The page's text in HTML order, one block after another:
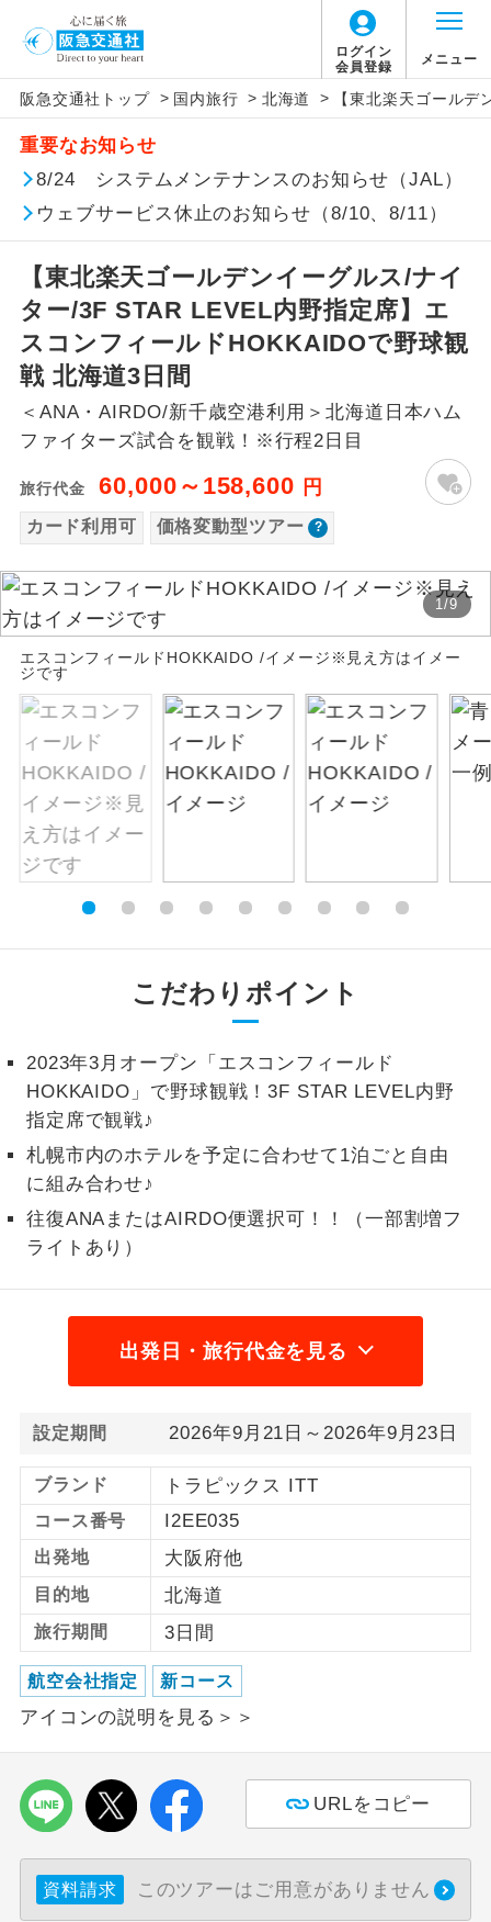
ログイン
会員登録
メニュー
阪急交通社トップ > 国内旅行 > 北海道 > 【東北楽天ゴール
重要なお知らせ
8/24 システムメンテナンスのお知らせ（JAL）
ウェブサービス休止のお知らせ（8/10、8/11）
【東北楽天ゴールデンイーグルス/ナイ
ター/3F STAR LEVEL内野指定席】エ
スコンフィールドHOKKAIDOで野球観
戦 北海道3日間
＜ANA・AIRDO/新千歳空港利用＞北海道日本ハム
ファイターズ試合を観戦！※行程2日目
旅行代金 60,000～158,600 円
カード利用可 価格変動型ツアー
1/9
エスコンフィールドHOKKAIDO /イメージ※見え方はイメー
ジです
こだわりポイント
2023年3月オープン「エスコンフィールド
HOKKAIDO」で野球観戦！3F STAR LEVEL内野
指定席で観戦♪
札幌市内のホテルを予定に合わせて1泊ごと自由
に組み合わせ♪
往復ANAまたはAIRDO便選択可！！（一部割増フ
ライトあり）
出発日・旅行代金を見る
設定期間 2026年9月21日～2026年9月23日
ブランド トラピックス ITT
コース番号 I2EE035
出発地 大阪府他
目的地 北海道
旅行期間 3日間
航空会社指定 新コース
アイコンの説明を見る＞＞
URLをコピー
資料請求 このツアーはご用意がありません
アイコン 説明
添乗員同行
往路出発空港（駅）から復路到着空港
（駅）まで同行します。
現地添乗員同
行
現地到着空港（駅）から最終日出発空港
（駅）まで添乗員が同行します。
バスガイド乗
務
バスガイドが乗務し、車内での観光案内
があります。
新コース 初登場のコースです。
ユネスコに登録されている文化遺産や自
然遺産を訪ねるコースです。
絶景 絶景スポットに立ち寄るコースです。
温泉 温泉地にも宿泊するコースです。
露天風呂
ご宿泊ホテルに露天風呂が付いていま
大浴場
全食事付き
全てのお食事が付いていますので、お食
事の心配はいりません。（機内食を除
お部屋食
トラベルイヤ
周りの音を気にせず、ガイドさんの説明
1名様から出発可能な個人型プランで
2名様催行
2名様から出発可能な個人型プランで
おひとり様参
加限定
おひとり様限定でご参加いただけるコー
1名様1室同代
金
ご夫婦限定
ご夫婦限定でご参加いただけるコースで
女性限定
女性限定でご参加いただけるコースで
です。
航空会社指定
利用航空会社が指定なので、ご出発の計
画にとても便利です。
ホテル指定
ご紹介するホテルを指定したコースで
す。
おひとり様バ
ス2席利用
おひとり様でバス席を2席利⽤できま
す。
「価格変動型ツアー」に関するご案内
価格変動型ツアーとは
航空会社が設定する「個人包括旅行運
賃」を利用したツアーです。
お申し込み時期・ご利用便の空席状況に
よって料金が変動いたします。
以下の注意事項をあらかじめご了承いただき
ますようお願いいたします。
お支払いについて
お支払いは、クレジットカード決済のみとな
ります。
お申し込みの最後にクレジットカード決済を
していただき、決済手続き完了をもちまし
て、ご旅行の契約が成立となります。
ご予約方法について
ウェブ限定コースとなりますので、コールセ
ンター及びカウンターでのお申し込みはでき
ません。